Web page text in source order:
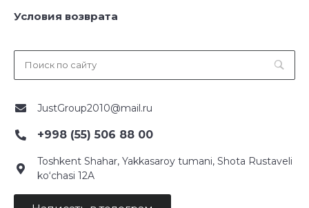
Условия возврата
JustGroup2010@mail.ru
+998 (55) 506 88 00
Toshkent Shahar, Yakkasaroy tumani, Shota Rustaveli
ko‘chasi 12A